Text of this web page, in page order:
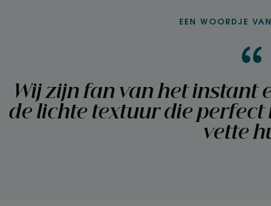
**% tevredenheid,
weken, 2
EEN WOORDJE
Wij zijn fan van het instant
de lichte textuur die
vette